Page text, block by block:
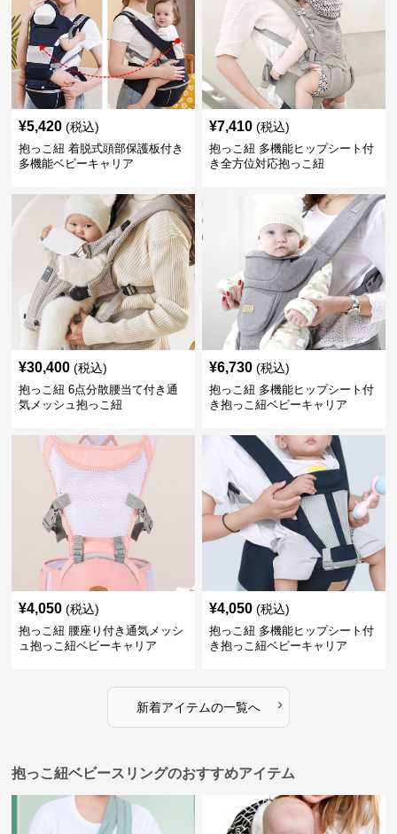
¥5,420 (税込)
抱っこ紐 着脱式頭部保護板付き
多機能ベビーキャリア
¥7,410 (税込)
抱っこ紐 多機能ヒップシート付
き全方位対応抱っこ紐
¥30,400 (税込)
抱っこ紐 6点分散腰当て付き通
気メッシュ抱っこ紐
¥6,730 (税込)
抱っこ紐 多機能ヒップシート付
き抱っこ紐ベビーキャリア
¥4,050 (税込)
抱っこ紐 腰座り付き通気メッシ
ュ抱っこ紐ベビーキャリア
¥4,050 (税込)
抱っこ紐 多機能ヒップシート付
き抱っこ紐ベビーキャリア
新着アイテムの一覧へ ›
抱っこ紐ベビースリングのおすすめアイテム